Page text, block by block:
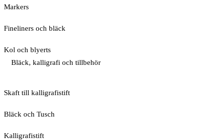
Markers
Fineliners och bläck
Kol och blyerts
Bläck, kalligrafi och tillbehör
Skaft till kalligrafistift
Bläck och Tusch
Kalligrafistift